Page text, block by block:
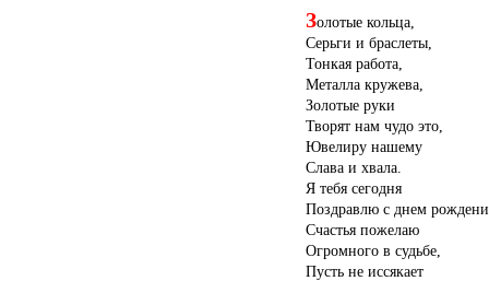
Золотые кольца,
Серьги и браслеты,
Тонкая работа,
Металла кружева,
Золотые руки
Творят нам чудо это,
Ювелиру нашему
Слава и хвала.
Я тебя сегодня
Поздравлю с днем
Счастья пожелаю
Огромного в судьбе,
Пусть не иссякает